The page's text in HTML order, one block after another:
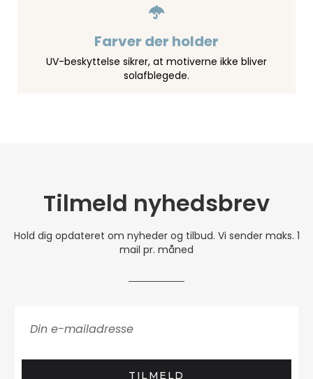
Farver der holder
UV-beskyttelse sikrer, at motiverne ikke bliver
solafblegede.
Tilmeld nyhedsbrev
Hold dig opdateret om nyheder og tilbud. Vi sender maks. 1
mail pr. måned
TILMELD